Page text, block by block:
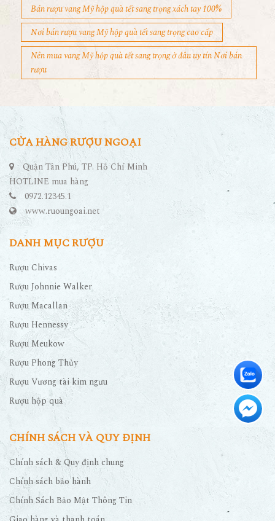
Bán rượu vang Mỹ hộp quà tết sang trọng xách tay 100%
Nơi bán rượu vang Mỹ hộp quà tết sang trọng cao cấp
Nên mua vang Mỹ hộp quà tết sang trọng ở đâu uy tín Nơi bán
rượu
CỬA HÀNG RƯỢU NGOẠI
Quận Tân Phú, TP. Hồ Chí Minh
HOTLINE mua hàng
0972.12345.1
www.ruoungoai.net
DANH MỤC RƯỢU
Rượu Chivas
Rượu Johnnie Walker
Rượu Macallan
Rượu Hennessy
Rượu Meukow
Rượu Phong Thủy
Rượu Vương tài kim ngưu
Rượu hộp quà
CHÍNH SÁCH VÀ QUY ĐỊNH
Chính sách & Quy định chung
Chính sách bảo hành
Chính Sách Bảo Mật Thông Tin